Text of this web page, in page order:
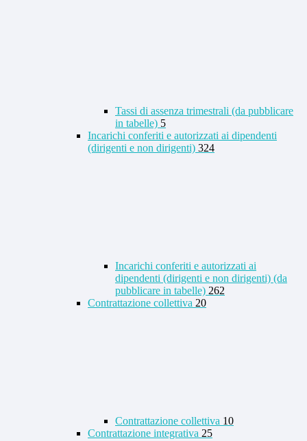
Tassi di assenza trimestrali (da pubblicare
in tabelle) 5
Incarichi conferiti e autorizzati ai dipendenti
(dirigenti e non dirigenti) 324
Incarichi conferiti e autorizzati ai
dipendenti (dirigenti e non dirigenti) (da
pubblicare in tabelle) 262
Contrattazione collettiva 20
Contrattazione collettiva 10
Contrattazione integrativa 25